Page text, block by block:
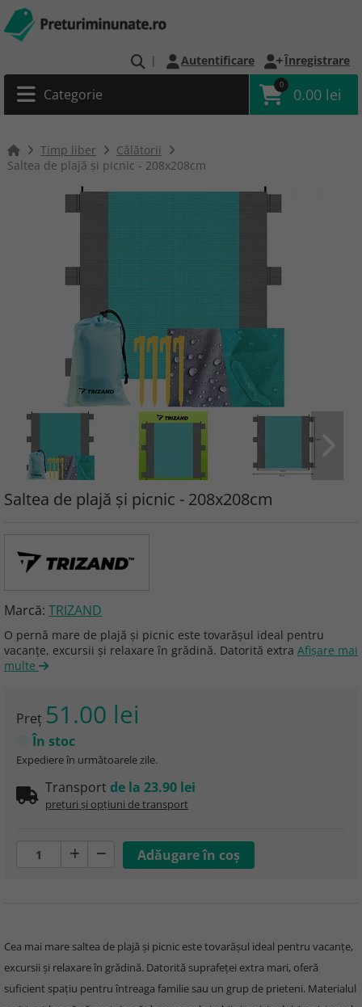
| Autentificare Înregistrare
Categorie
0
0.00 lei
Timp liber
Călătorii
Saltea de plajă și picnic - 208x208cm
Saltea de plajă și picnic - 208x208cm
Marcă: TRIZAND
O pernă mare de plajă și picnic este tovarășul ideal pentru
vacanțe, excursii și relaxare în grădină. Datorită extra Afişare mai
multe
Preţ 51.00 lei
În stoc
Expediere în următoarele zile.
Transport de la 23.90 lei
prețuri și opțiuni de transport
Cea mai mare saltea de plajă și picnic este tovarășul ideal pentru vacanțe,
excursii și relaxare în grădină. Datorită suprafeței extra mari, oferă
suficient spațiu pentru întreaga familie sau un grup de prieteni. Materialul